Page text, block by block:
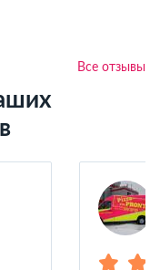
Все отзывы